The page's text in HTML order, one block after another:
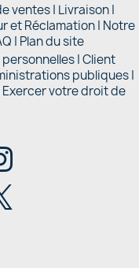
ventes| Livraison|
et Réclamation| Notre
| Plan du site
personnelles|Client
publiques|
Exercer votre droit de